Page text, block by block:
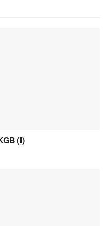
(II)